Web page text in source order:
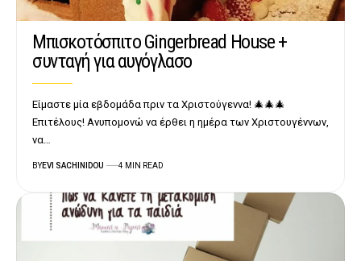
Μπισκοτόσπιτο Gingerbread House +
συνταγή για αυγόγλασο
Είμαστε μία εβδομάδα πριν τα Χριστούγεννα! 🎄🎄🎄
Επιτέλους! Ανυπομονώ να έρθει η ημέρα των Χριστουγέννων,
να…
BYEVI SACHINIDOU 4 MIN READ